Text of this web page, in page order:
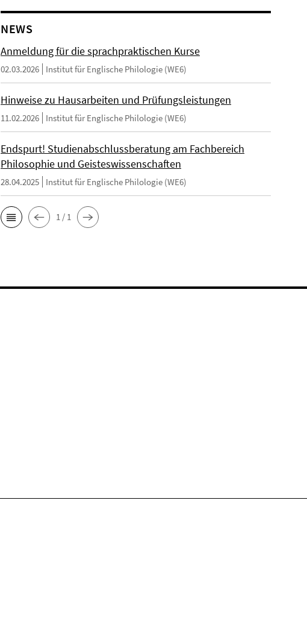
NEWS
Anmeldung für die sprachpraktischen Kurse
02.03.2026 Institut für Englische Philologie (WE6)
Hinweise zu Hausarbeiten und Prüfungsleistungen
11.02.2026 Institut für Englische Philologie (WE6)
Endspurt! Studienabschlussberatung am Fachbereich
Philosophie und Geisteswissenschaften
28.04.2025 Institut für Englische Philologie (WE6)
1 / 1